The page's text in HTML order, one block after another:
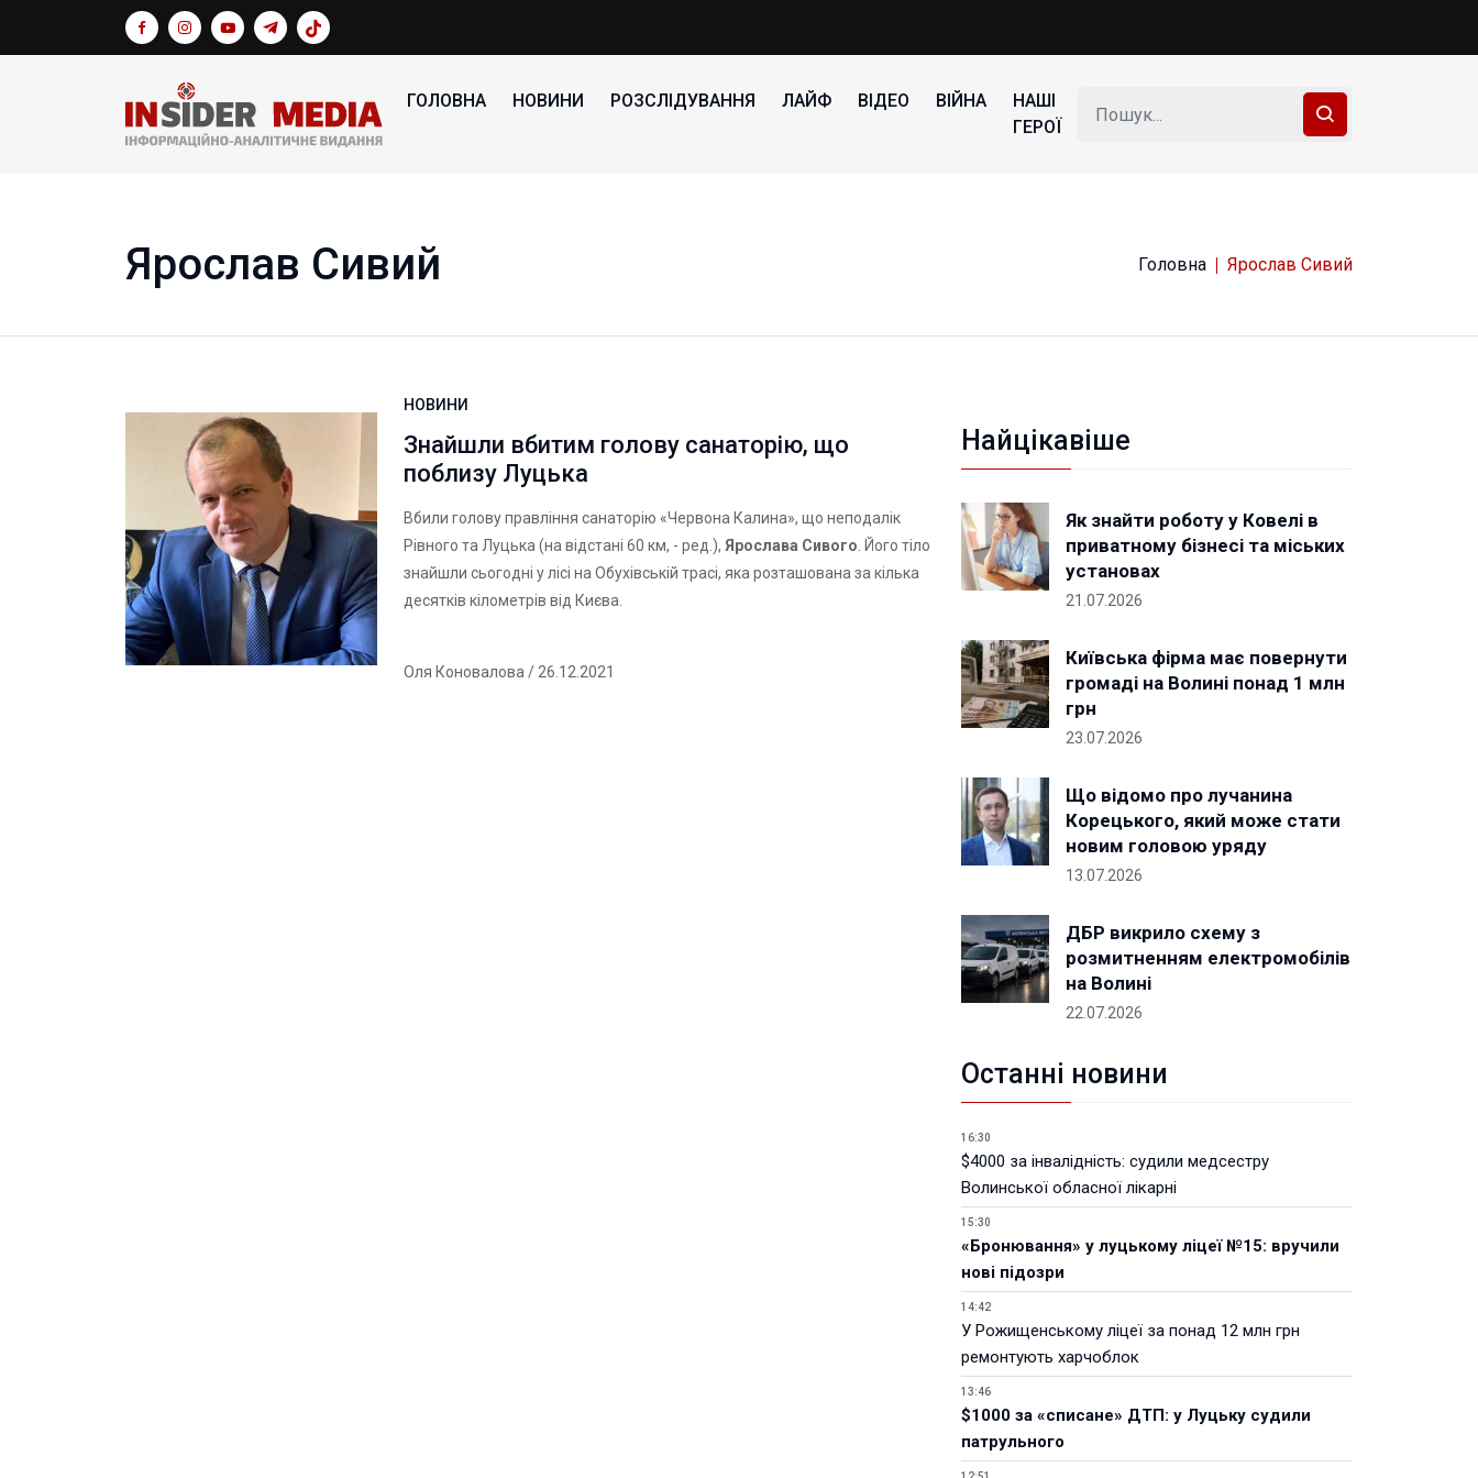
ГОЛОВНА НОВИНИ РОЗСЛІДУВАННЯ ЛАЙФ ВІДЕО ВІЙНА
НАШІ
ГЕРОЇ
Ярослав Сивий Головна Ярослав Сивий
НОВИНИ
Знайшли вбитим голову санаторію, що
поблизу Луцька
Вбили голову правління санаторію «Червона Калина», що неподалік
Рівного та Луцька (на відстані 60 км, - ред.), Ярослава Сивого . Його тіло
знайшли сьогодні у лісі на Обухівській трасі, яка розташована за кілька
десятків кілометрів від Києва.
Оля Коновалова / 26.12.2021
Найцікавіше
Як знайти роботу у Ковелі в
приватному бізнесі та міських
установах
21.07.2026
Київська фірма має повернути
громаді на Волині понад 1 млн
грн
23.07.2026
Що відомо про лучанина
Корецького, який може стати
новим головою уряду
13.07.2026
ДБР викрило схему з
розмитненням електромобілів
на Волині
22.07.2026
Останні новини
16:30
$4000 за інвалідність: судили медсестру
Волинської обласної лікарні
15:30
«Бронювання» у луцькому ліцеї №15: вручили
нові підозри
14:42
У Рожищенському ліцеї за понад 12 млн грн
ремонтують харчоблок
13:46
$1000 за «списане» ДТП: у Луцьку судили
патрульного